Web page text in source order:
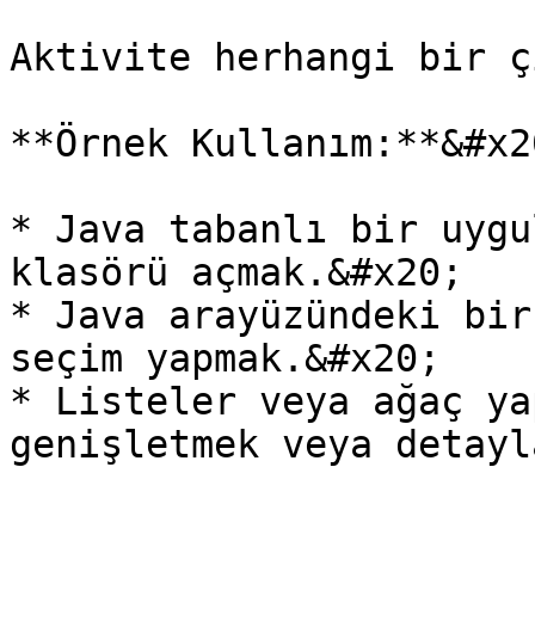
Aktivite herhangi bir
**Örnek
* Java tabanlı bir
klasörü açmak.&#x20;
* Java arayüzündeki
seçim yapmak.&#x20;
* Listeler veya ağaç